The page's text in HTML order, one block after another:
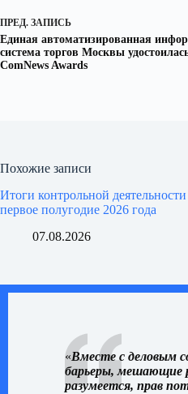
ПРЕД. ЗАПИСЬ
Единая автоматизированная
система торгов Москвы
ComNews Awards
Похожие записи
Итоги контрольной
первое полугодие 2026 года
07.08.2026
«Вместе с деловым
барьеры, мешающие
разумеется, прав